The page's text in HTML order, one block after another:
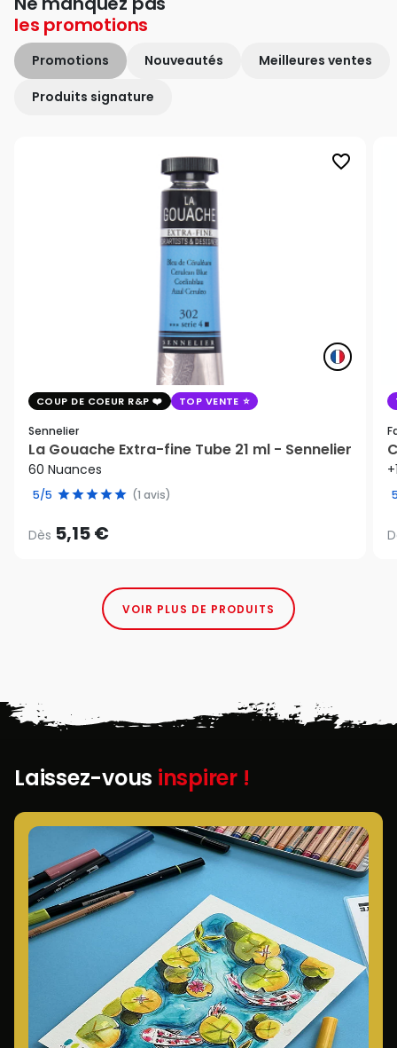
les promotions
Promotions Nouveautés Meilleures ventes
Produits signature
favorite_border
COUP DE COEUR R&P TOP VENTE
Sennelier
La Gouache Extra-fine Tube 21 ml - Sennelier
60 Nuances
5/5 (1 avis)
Dès 5,15 €
VOIR PLUS DE PRODUITS
Laissez-vous inspirer !